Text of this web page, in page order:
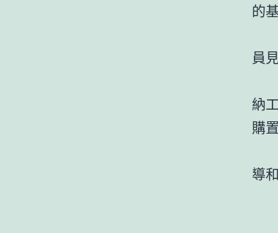
的
員
納
購
導